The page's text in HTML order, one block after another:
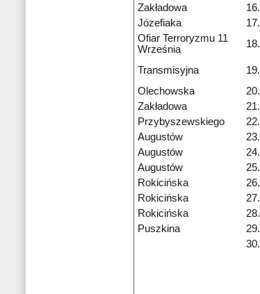
Zakładowa
16.
Józefiaka
17.
Ofiar Terroryzmu 11
Września
18.
Transmisyjna 19.
Olechowska 20.
Zakładowa
21.
Przybyszewskiego
22.
Augustów
23.
Augustów
24.
Augustów
25.
Rokicińska
26.
Rokicińska
27.
Rokicińska
28.
Puszkina
29.
30.